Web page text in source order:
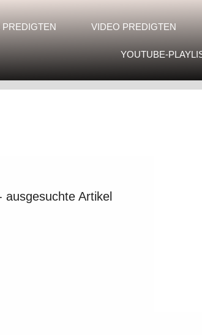
PREDIGTEN VIDEO PREDIGTEN
YOUTUBE-
Artikel